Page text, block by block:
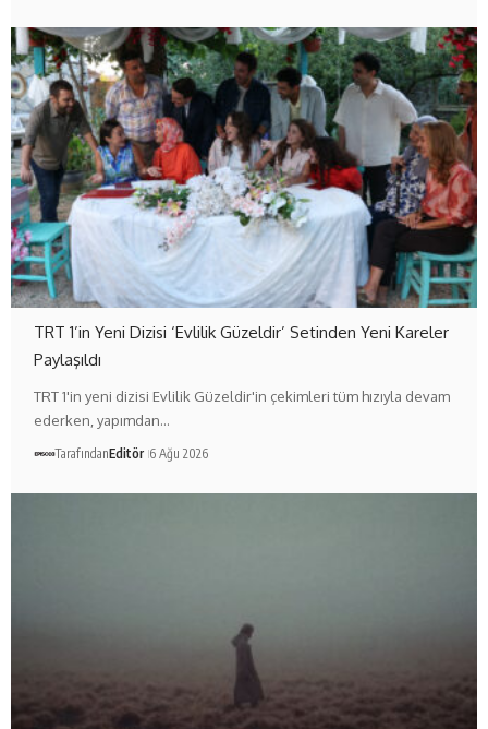
TRT 1’in Yeni Dizisi ‘Evlilik Güzeldir’ Setinden Yeni Kareler
Paylaşıldı
TRT 1'in yeni dizisi Evlilik Güzeldir'in çekimleri tüm hızıyla devam
ederken, yapımdan…
TarafındanEditör 6 Ağu 2026